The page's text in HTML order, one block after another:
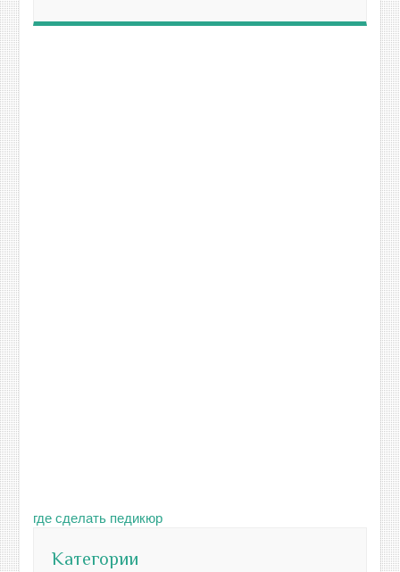
где сделать педикюр
Категории